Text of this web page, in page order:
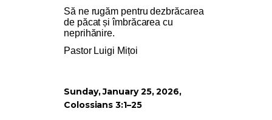
Să ne rugăm pentru dezbrăcarea
de păcat și îmbrăcarea cu
neprihănire.
Pastor Luigi Mițoi
Sunday, January 25, 2026,
Colossians 3:1–25